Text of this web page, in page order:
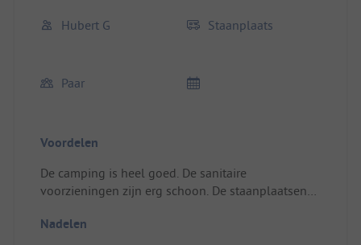
Hubert G Staanplaats
Paar
Voordelen
De camping is heel goed. De sanitaire
voorzieningen zijn erg schoon. De staanplaatsen
De prijzen zijn meer dan redelijk. We komen zonder
Nadelen